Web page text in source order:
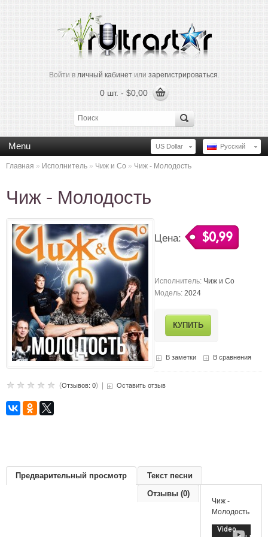
Войти в личный кабинетили зарегистрироваться.
0 шт. - $0,00
Русский
US Dollar
Menu
Главная » Исполнитель » Чиж и Co » Чиж - Молодость
Чиж - Молодость
Цена: $0,99
Исполнитель: Чиж и Co
Модель: 2024
В заметки В сравнения
(Отзывов: 0) | Оставить отзыв
Предварительный просмотр
Текст песни
Отзывы (0)
Чиж -
Молодость